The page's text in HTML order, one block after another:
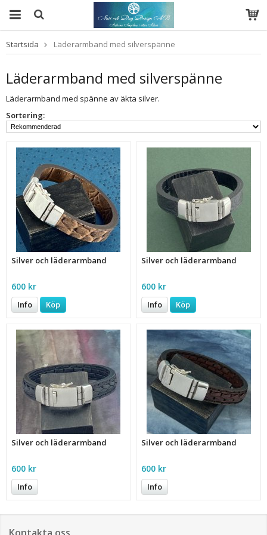
Startsida Läderarmband med silverspänne
Läderarmband med silverspänne
Läderarmband med spänne av äkta silver.
Sortering:
Silver och läderarmband
600 kr
Info Köp
Silver och läderarmband
600 kr
Info Köp
Silver och läderarmband
600 kr
Info
Silver och läderarmband
600 kr
Info